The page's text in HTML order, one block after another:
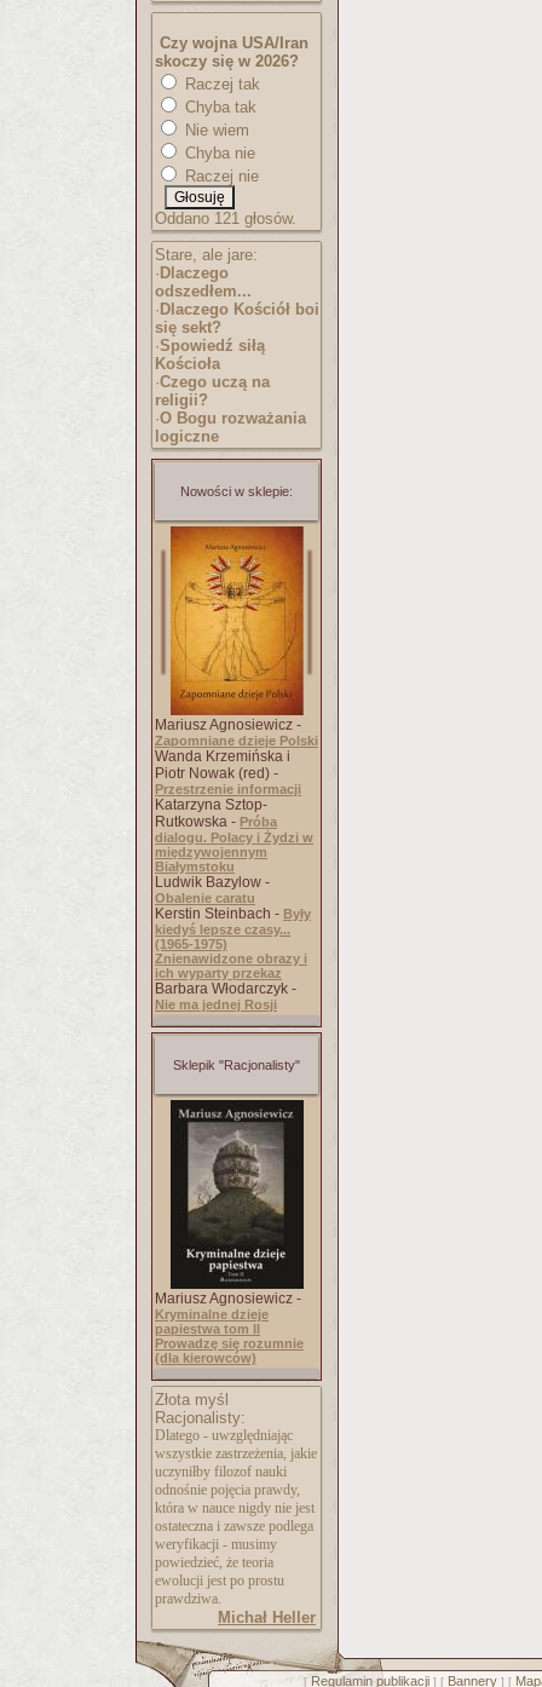
Czy wojna USA/Iran
skoczy się w 2026?
Raczej tak
Chyba tak
Nie wiem
Chyba nie
Raczej nie
Oddano 121 głosów.
Stare, ale jare:
· Dlaczego
odszedłem...
· Dlaczego Kościół boi
się sekt?
·Spowiedź siłą
Kościoła
·Czego uczą na
religii?
·O Bogu rozważania
logiczne
Nowości w sklepie:
Mariusz Agnosiewicz -
Zapomniane dzieje Polski
Wanda Krzemińska i
Piotr Nowak (red) -
Przestrzenie informacji
Katarzyna Sztop-
Rutkowska - Próba
dialogu. Polacy i Żydzi w
międzywojennym
Białymstoku
Ludwik Bazylow -
Obalenie caratu
Kerstin Steinbach - Były
kiedyś lepsze czasy...
(1965-1975)
Znienawidzone obrazy i
ich wyparty przekaz
Barbara Włodarczyk -
Nie ma jednej Rosji
Sklepik "Racjonalisty"
Mariusz Agnosiewicz -
Kryminalne dzieje
papiestwa tom II
Prowadzę się rozumnie
(dla kierowców)
Złota myśl
Racjonalisty:
Dlatego - uwzględniając
wszystkie zastrzeżenia, jakie
uczyniłby filozof nauki
odnośnie pojęcia prawdy,
która w nauce nigdy nie jest
ostateczna i zawsze podlega
weryfikacji - musimy
powiedzieć, że teoria
ewolucji jest po prostu
prawdziwa.
Michał Heller
[ Regulamin publikacji] [ Bannery] [